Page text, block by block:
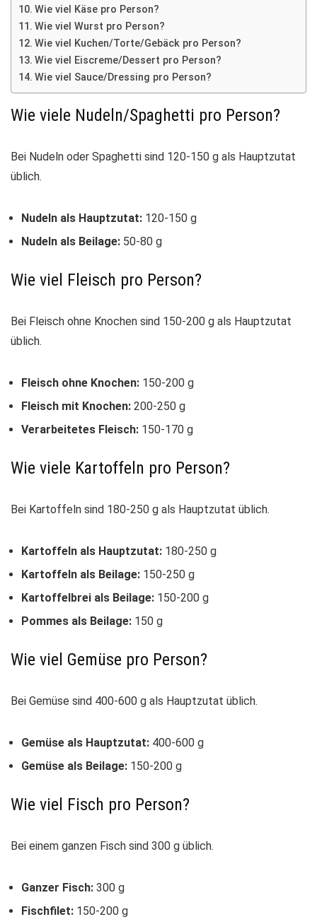
Wie viel Käse pro Person?
Wie viel Wurst pro Person?
Wie viel Kuchen/Torte/Gebäck pro Person?
Wie viel Eiscreme/Dessert pro Person?
Wie viel Sauce/Dressing pro Person?
Wie viele Nudeln/Spaghetti pro Person?
Bei Nudeln oder Spaghetti sind 120-150 g als Hauptzutat
üblich.
Nudeln als Hauptzutat: 120-150 g
Nudeln als Beilage: 50-80 g
Wie viel Fleisch pro Person?
Bei Fleisch ohne Knochen sind 150-200 g als Hauptzutat
üblich.
Fleisch ohne Knochen: 150-200 g
Fleisch mit Knochen: 200-250 g
Verarbeitetes Fleisch: 150-170 g
Wie viele Kartoffeln pro Person?
Bei Kartoffeln sind 180-250 g als Hauptzutat üblich.
Kartoffeln als Hauptzutat: 180-250 g
Kartoffeln als Beilage: 150-250 g
Kartoffelbrei als Beilage: 150-200 g
Pommes als Beilage: 150 g
Wie viel Gemüse pro Person?
Bei Gemüse sind 400-600 g als Hauptzutat üblich.
Gemüse als Hauptzutat: 400-600 g
Gemüse als Beilage: 150-200 g
Wie viel Fisch pro Person?
Bei einem ganzen Fisch sind 300 g üblich.
Ganzer Fisch: 300 g
Fischfilet: 150-200 g